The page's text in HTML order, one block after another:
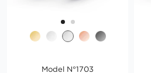
Model N°1703